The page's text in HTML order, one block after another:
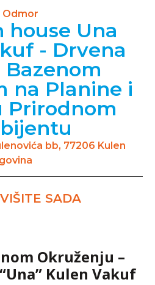
Odmor
house Una
- Drvena
Bazenom
na Planine i
Prirodnom
bb, 77206 Kulen
SADA
Okruženju –
Kulen Vakuf